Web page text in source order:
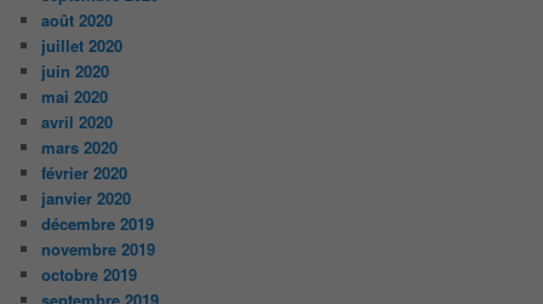
août 2020
juillet 2020
juin 2020
mai 2020
avril 2020
mars 2020
février 2020
janvier 2020
décembre 2019
novembre 2019
octobre 2019